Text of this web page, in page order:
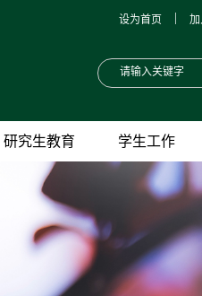
设为首页
研究生教育 学生工作